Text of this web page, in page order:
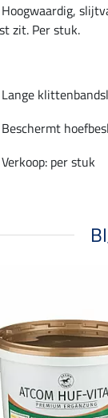
zit. Per stuk.
Lange
Beschermt
Verkoop: per stuk